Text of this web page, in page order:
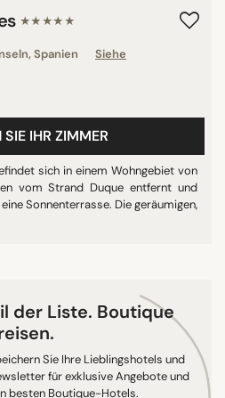
Amerika
★★★★★
Spanien
Siehe
IHR ZIMMER
sich in einem Wohngebiet von
vom Strand Duque entfernt und
Sonnenterrasse. Die geräumigen,
der Liste. Boutique
Sie Ihre Lieblingshotels und
für exklusive Angebote und
besten Boutique-Hotels.